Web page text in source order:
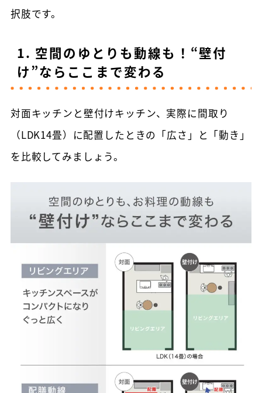
択肢です。
1. 空間のゆとりも動線も！“壁付
け”ならここまで変わる
対面キッチンと壁付けキッチン、実際に間取り
（LDK14畳）に配置したときの「広さ」と「動き」
を比較してみましょう。